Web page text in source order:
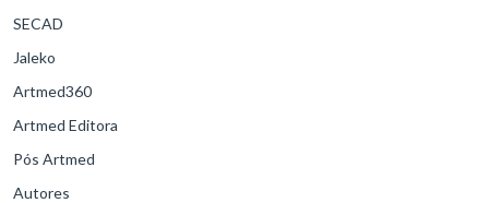
SECAD
Jaleko
Artmed360
Artmed Editora
Pós Artmed
Autores